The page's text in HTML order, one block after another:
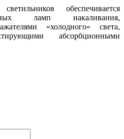
обеспечивается
ламп накаливания,
«холодного» света,
абсорбционными